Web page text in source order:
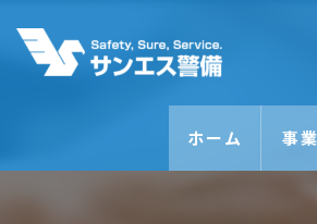
ホーム 事